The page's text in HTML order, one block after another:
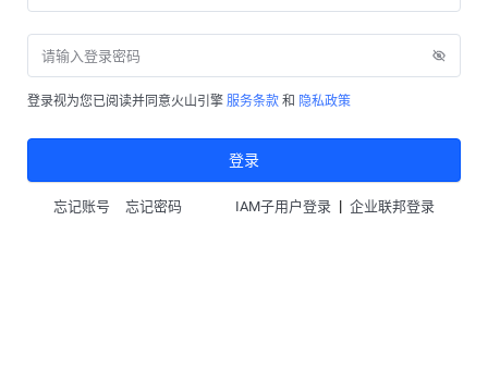
登录视为您已阅读并同意火山引擎 服务条款 和 隐私政策
登录
忘记账号 忘记密码 IAM子用户登录 | 企业联邦登录